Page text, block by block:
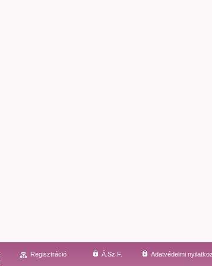
Regisztráció Á.Sz.F.
Adatvédelmi